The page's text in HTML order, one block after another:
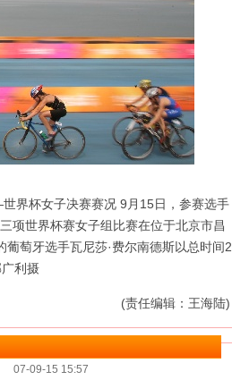
界杯女子决赛赛况 9月15日，参赛选手
项世界杯赛女子组比赛在位于北京市昌
萄牙选手瓦尼莎·费尔南德斯以总时间2
利摄
(责任编辑：王海陆)
07-09-15 15:57